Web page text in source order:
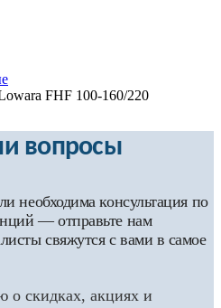
FHF 100-160/220
вопросы
необходима консультация по
— отправьте нам
свяжутся с вами в самое
о скидках, акциях и